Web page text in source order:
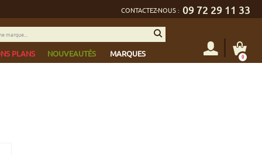
CONTACTEZ-NOUS : 09 72 29 11 33
PLANS NOUVEAUTÉS MARQUES 0